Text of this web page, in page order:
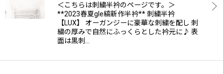
＜こちらは刺繍半衿のページです。＞
**2023春夏gle縞新作半衿** 刺繍半衿
【LUX】 オーガンジーに豪華な刺繍を配し 刺
繍の厚みで自然にふっくらとした衿元に♪ 表
面は黒刺…